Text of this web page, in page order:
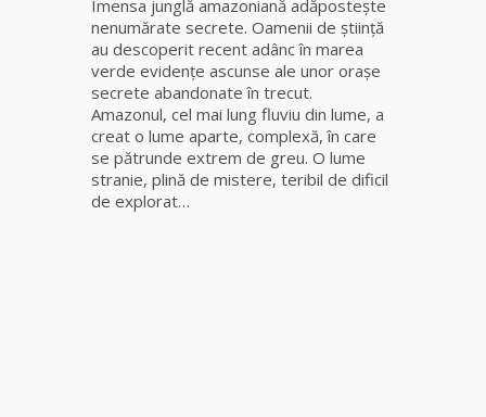
fiică a
Mamei
Celebra
tămăduitoare
de farmece și
Imensa junglă amazoniană adăposteşte
nenumărate secrete. Oamenii de ştiinţă
au descoperit recent adânc în marea
verde evidenţe ascunse ale unor oraşe
secrete abandonate în trecut.
Amazonul, cel mai lung fluviu din lume, a
creat o lume aparte, complexă, în care
se pătrunde extrem de greu. O lume
stranie, plină de mistere, teribil de dificil
de explorat…